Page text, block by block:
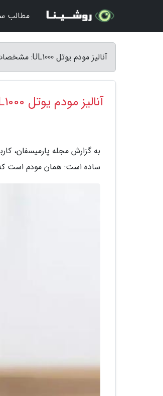
آنالیز مودم یوتل UL1000: مشخصات هیجان انگیز؛ قیمت هیجان انگیزتر - مجله پارمیسفان
آنالیز مودم یوتل UL1000: مشخصات هیجان انگیز؛ قیمت هیجان انگیزتر
ساده است: همان مودم است که
مطالب